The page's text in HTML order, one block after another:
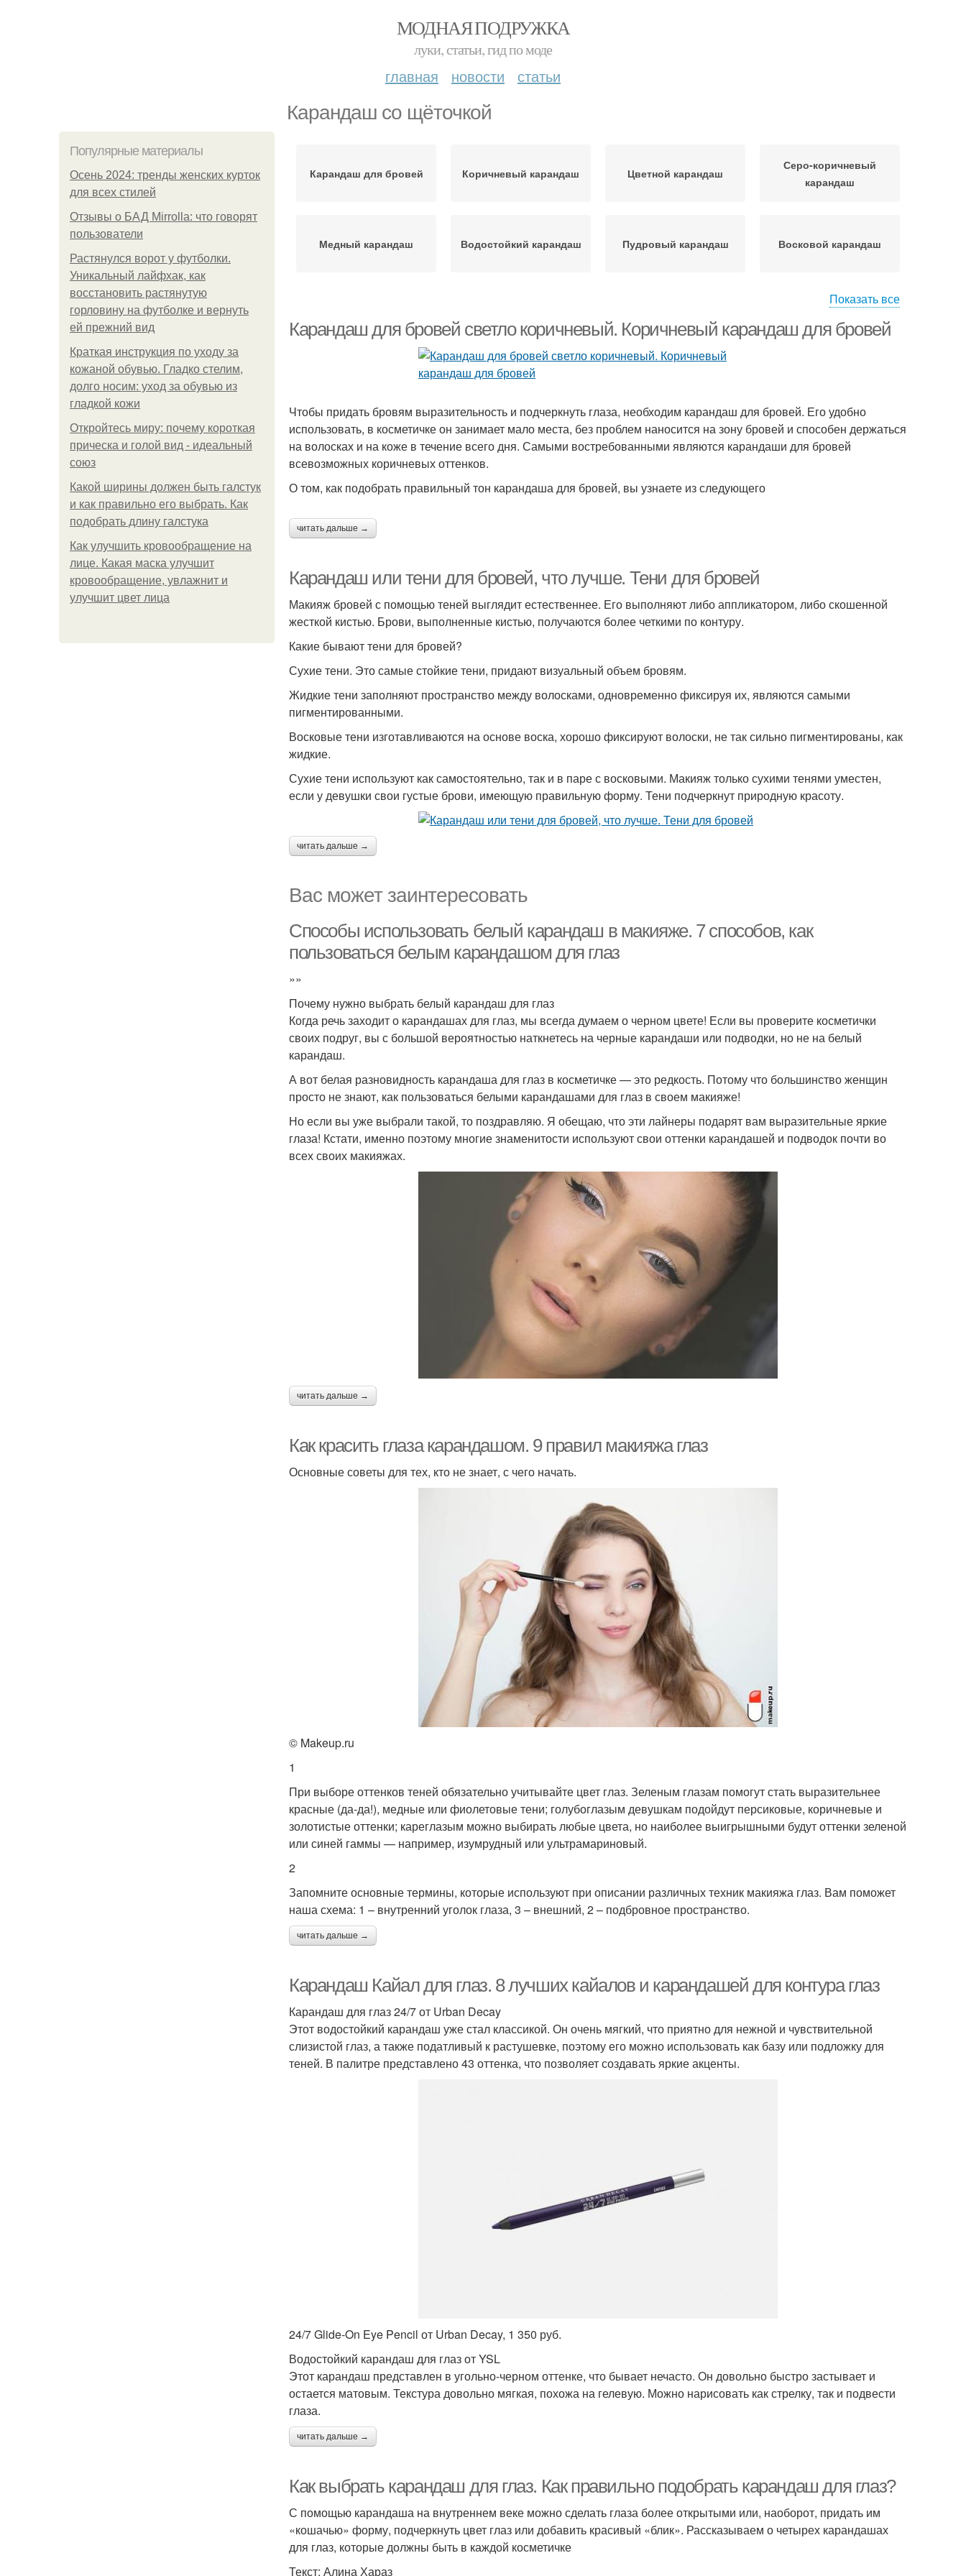
МОДНАЯ ПОДРУЖКА
луки, статьи, гид по моде
главная новости статьи
Карандаш со щёточкой
Популярные материалы
Осень 2024: тренды женских курток
для всех стилей
Отзывы о БАД Mirrolla: что говорят
пользователи
Растянулся ворот у футболки.
Уникальный лайфхак, как
восстановить растянутую
горловину на футболке и вернуть
ей прежний вид
Краткая инструкция по уходу за
кожаной обувью. Гладко стелим,
долго носим: уход за обувью из
гладкой кожи
Откройтесь миру: почему короткая
прическа и голой вид - идеальный
союз
Какой ширины должен быть галстук
и как правильно его выбрать. Как
подобрать длину галстука
Как улучшить кровообращение на
лице. Какая маска улучшит
кровообращение, увлажнит и
улучшит цвет лица
Карандаш для бровей Коричневый карандаш Цветной карандаш
Серо-коричневый
карандаш
Медный карандаш Водостойкий карандаш Пудровый карандаш Восковой карандаш
карандаш
Карандаш с
растушевкой
Карандаш для седых
Показать все
Карандаш для бровей светло коричневый. Коричневый карандаш для бровей
Чтобы придать бровям выразительность и подчеркнуть глаза, необходим карандаш для бровей. Его удобно
использовать, в косметичке он занимает мало места, без проблем наносится на зону бровей и способен держаться
на волосках и на коже в течение всего дня. Самыми востребованными являются карандаши для бровей
всевозможных коричневых оттенков.
О том, как подобрать правильный тон карандаша для бровей, вы узнаете из следующего
читать дальше →
Карандаш или тени для бровей, что лучше. Тени для бровей
Макияж бровей с помощью теней выглядит естественнее. Его выполняют либо аппликатором, либо скошенной
жесткой кистью. Брови, выполненные кистью, получаются более четкими по контуру.
Какие бывают тени для бровей?
Сухие тени. Это самые стойкие тени, придают визуальный объем бровям.
Жидкие тени заполняют пространство между волосками, одновременно фиксируя их, являются самыми
пигментированными.
Восковые тени изготавливаются на основе воска, хорошо фиксируют волоски, не так сильно пигментированы, как
жидкие.
Сухие тени используют как самостоятельно, так и в паре с восковыми. Макияж только сухими тенями уместен,
если у девушки свои густые брови, имеющую правильную форму. Тени подчеркнут природную красоту.
читать дальше →
Вас может заинтересовать
Способы использовать белый карандаш в макияже. 7 способов, как
пользоваться белым карандашом для глаз
»»
Почему нужно выбрать белый карандаш для глаз
Когда речь заходит о карандашах для глаз, мы всегда думаем о черном цвете! Если вы проверите косметички
своих подруг, вы с большой вероятностью наткнетесь на черные карандаши или подводки, но не на белый
карандаш.
А вот белая разновидность карандаша для глаз в косметичке — это редкость. Потому что большинство женщин
просто не знают, как пользоваться белыми карандашами для глаз в своем макияже!
Но если вы уже выбрали такой, то поздравляю. Я обещаю, что эти лайнеры подарят вам выразительные яркие
глаза! Кстати, именно поэтому многие знаменитости используют свои оттенки карандашей и подводок почти во
всех своих макияжах.
читать дальше →
Как красить глаза карандашом. 9 правил макияжа глаз
Основные советы для тех, кто не знает, с чего начать.
© Makeup.ru
1
При выборе оттенков теней обязательно учитывайте цвет глаз. Зеленым глазам помогут стать выразительнее
красные (да-да!), медные или фиолетовые тени; голубоглазым девушкам подойдут персиковые, коричневые и
золотистые оттенки; кареглазым можно выбирать любые цвета, но наиболее выигрышными будут оттенки зеленой
или синей гаммы — например, изумрудный или ультрамариновый.
2
Запомните основные термины, которые используют при описании различных техник макияжа глаз. Вам поможет
наша схема: 1 – внутренний уголок глаза, 3 – внешний, 2 – подбровное пространство.
читать дальше →
Карандаш Кайал для глаз. 8 лучших кайалов и карандашей для контура глаз
Карандаш для глаз 24/7 от Urban Decay
Этот водостойкий карандаш уже стал классикой. Он очень мягкий, что приятно для нежной и чувствительной
слизистой глаз, а также податливый к растушевке, поэтому его можно использовать как базу или подложку для
теней. В палитре представлено 43 оттенка, что позволяет создавать яркие акценты.
24/7 Glide-On Eye Pencil от Urban Decay, 1 350 руб.
Водостойкий карандаш для глаз от YSL
Этот карандаш представлен в угольно-черном оттенке, что бывает нечасто. Он довольно быстро застывает и
остается матовым. Текстура довольно мягкая, похожа на гелевую. Можно нарисовать как стрелку, так и подвести
глаза.
читать дальше →
Как выбрать карандаш для глаз. Как правильно подобрать карандаш для глаз?
С помощью карандаша на внутреннем веке можно сделать глаза более открытыми или, наоборот, придать им
«кошачью» форму, подчеркнуть цвет глаз или добавить красивый «блик». Рассказываем о четырех карандашах
для глаз, которые должны быть в каждой косметичке
Текст: Алина Хараз